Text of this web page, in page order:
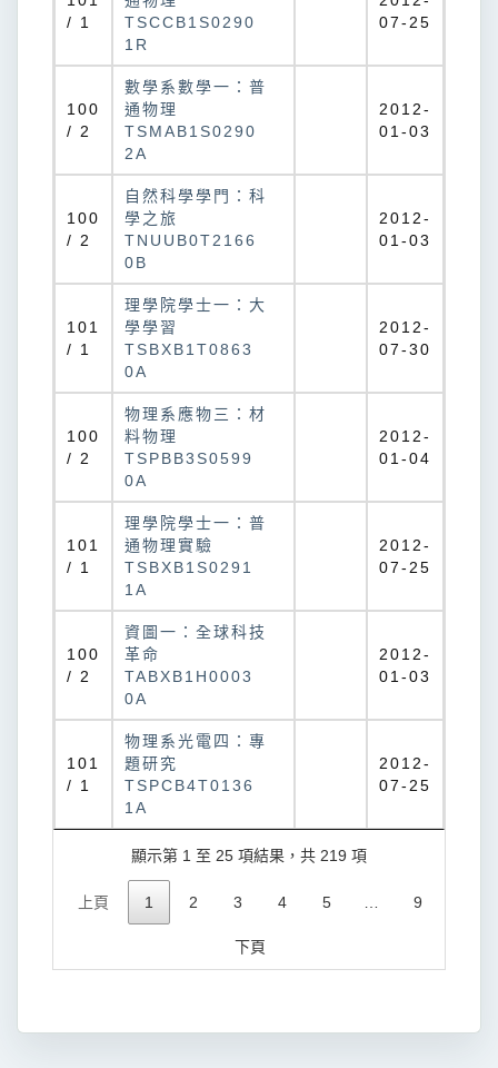
/ 1
TSCCB1S0290
1R
07-25
100
/ 2
數學系數學一：普
通物理
TSMAB1S0290
2A
2012-
01-03
100
/ 2
自然科學學門：科
學之旅
TNUUB0T2166
0B
2012-
01-03
101
/ 1
理學院學士一：大
學學習
TSBXB1T0863
0A
2012-
07-30
100
/ 2
物理系應物三：材
料物理
TSPBB3S0599
0A
2012-
01-04
101
/ 1
理學院學士一：普
通物理實驗
TSBXB1S0291
1A
2012-
07-25
100
/ 2
資圖一：全球科技
革命
TABXB1H0003
0A
2012-
01-03
101
/ 1
物理系光電四：專
題研究
TSPCB4T0136
1A
2012-
07-25
顯示第 1 至 25 項結果，共 219 項
上頁 1 2 3 4 5 9
下頁